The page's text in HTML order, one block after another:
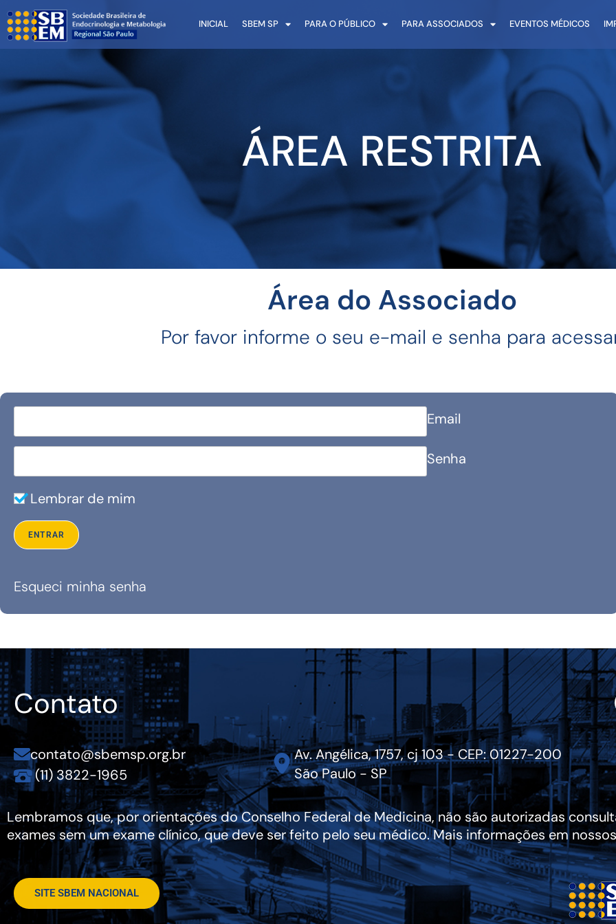
INICIAL SBEM SP PARA O PÚBLICO PARA ASSOCIADOS EVENTOS MÉDICOS
ÁREA RESTRITA
Área do Associado
Por favor informe o seu e-mail e senha para
Email
Senha
Lembrar de mim
Esqueci minha senha
Contato
contato@sbemsp.org.br
(11) 3822-1965
Av. Angélica, 1757, cj 103 - CEP: 01227-200
São Paulo - SP
Lembramos que, por orientações do Conselho Federal de Medicina, não são autorizadas
exames sem um exame clínico, que deve ser feito pelo seu médico. Mais informações em
SITE SBEM NACIONAL